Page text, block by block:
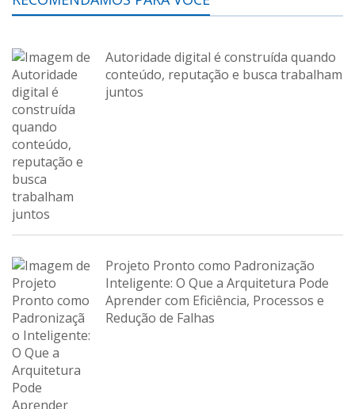
Autoridade digital é construída quando
conteúdo, reputação e busca trabalham
juntos
Projeto Pronto como Padronização
Inteligente: O Que a Arquitetura Pode
Aprender com Eficiência, Processos e
Redução de Falhas